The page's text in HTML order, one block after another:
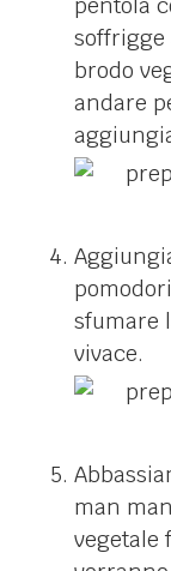
soffrigge
brodo
andare
sfumare
vivace.
man
vegetale